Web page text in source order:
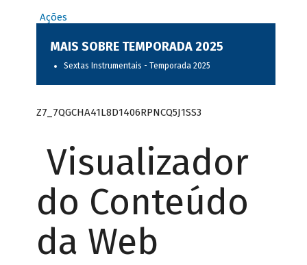
Ações
MAIS SOBRE TEMPORADA 2025
Sextas Instrumentais - Temporada 2025
Z7_7QGCHA41L8D1406RPNCQ5J1SS3
Visualizador
do Conteúdo
da Web